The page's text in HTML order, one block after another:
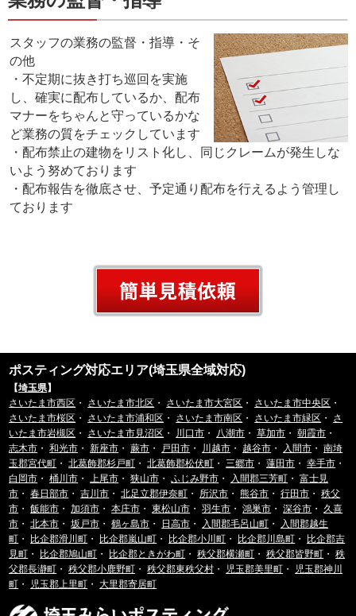
スタッフの業務の監督・指導・そ
の他
・不定期に抜き打ち巡回を実施
し、確実に配布しているか、配布
マナーをちゃんと守っているかな
ど業務の質をチェックしています
・配布禁止の建物をリスト化し、同じクレームが発生しな
いよう努めております
・配布報告を徹底させ、予定通り配布を行えるよう管理し
ております
ポスティング対応エリア(埼玉県全域対応)
【埼玉県】
さいたま市西区 ・ さいたま市北区 ・ さいたま市大宮区 ・ さいたま市中央区 ・
さいたま市桜区 ・ さいたま市浦和区 ・ さいたま市南区 ・ さいたま市緑区 ・ さ
いたま市岩槻区 ・ さいたま市見沼区 ・ 川口市 ・ 八潮市 ・草加市 ・朝霞市 ・
志木市 ・和光市 ・新座市 ・蕨市 ・ 戸田市 ・ 川越市 ・ 越谷市 ・ 入間市 ・南埼
玉郡宮代町 ・北葛飾郡杉戸町 ・北葛飾郡松伏町 ・三郷市 ・蓮田市 ・幸手市 ・
白岡市 ・桶川市 ・上尾市 ・狭山市 ・ふじみ野市 ・ 入間郡三芳町 ・富士見
市 ・春日部市 ・吉川市 ・北足立郡伊奈町 ・ 所沢市 ・熊谷市 ・行田市 ・秩父
市 ・飯能市 ・加須市 ・本庄市 ・東松山市 ・羽生市 ・鴻巣市 ・深谷市 ・ 久喜
市 ・北本市 ・坂戸市 ・鶴ヶ島市 ・ 日高市 ・ 入間郡毛呂山町 ・
入間郡越生
町 ・ 比企郡滑川町 ・ 比企郡嵐山町 ・ 比企郡小川町 ・ 比企郡川島町 ・
比企郡吉
見町 ・ 比企郡鳩山町 ・ 比企郡ときがわ町 ・秩父郡横瀬町 ・秩父郡皆野町 ・秩
父郡長瀞町 ・秩父郡小鹿野町 ・秩父郡東秩父村 ・ 児玉郡美里町 ・
児玉郡神川
町 ・ 児玉郡上里町 ・大里郡寄居町